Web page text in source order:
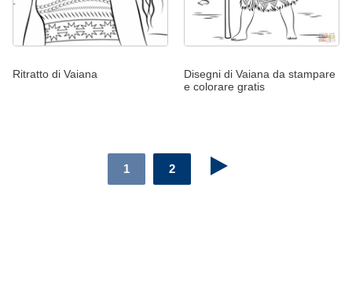
Ritratto di Vaiana
Disegni di Vaiana da stampare
e colorare gratis
1 2